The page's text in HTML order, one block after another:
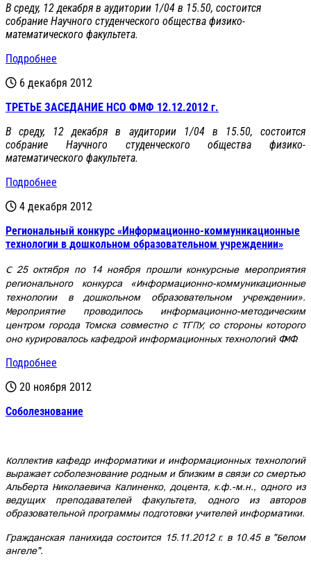
В среду, 12 декабря в аудитории 1/04 в 15.50, состоится
собрание Научного студенческого общества физико-
математического факультета.
Подробнее
6 декабря 2012
ТРЕТЬЕ ЗАСЕДАНИЕ НСО ФМФ 12.12.2012 г.
В среду, 12 декабря в аудитории 1/04 в 15.50, состоится
собрание Научного студенческого общества физико-
математического факультета.
Подробнее
4 декабря 2012
Региональный конкурс «Информационно-коммуникационные
технологии в дошкольном образовательном учреждении»
С 25 октября по 14 ноября прошли конкурсные мероприятия
регионального конкурса «Информационно-коммуникационные
технологии в дошкольном образовательном учреждении».
Мероприятие проводилось информационно-методическим
центром города Томска совместно с ТГПУ, со стороны которого
оно курировалось кафедрой информационных технологий ФМФ.
Подробнее
20 ноября 2012
Cоболезнование
Коллектив кафедр информатики и информационных технологий
выражает соболезнование родным и близким в связи со смертью
Альберта Николаевича Калиненко, доцента, к.ф.-м.н., одного из
ведущих преподавателей факультета, одного из авторов
образовательной программы подготовки учителей информатики.
Гражданская панихида состоится 15.11.2012 г. в 10.45 в "Белом
ангеле".